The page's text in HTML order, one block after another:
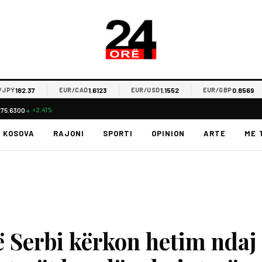
EUR/CAD1.6123 EUR/USD1.1552 EUR/GBP0.8569
▲ +2.41%
KOSOVA RAJONI SPORTI OPINION ARTE ME
kërkon hetim ndaj